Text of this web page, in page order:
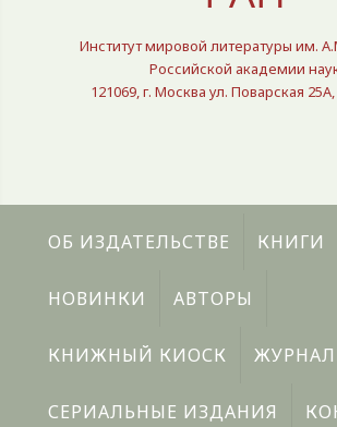
Институт мировой литературы им.
Российской академии
121069, г. Москва ул. Поварская
ОБ ИЗДАТЕЛЬСТВЕ КНИГИ
НОВИНКИ АВТОРЫ
КНИЖНЫЙ КИОСК
СЕРИАЛЬНЫЕ ИЗДАНИЯ